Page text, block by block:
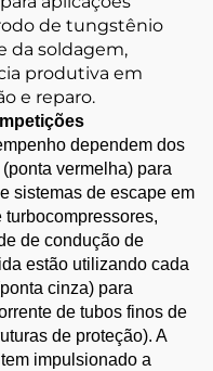
de tungstênio
da soldagem,
produtiva em
e reparo.
dependem dos
vermelha) para
sistemas de escape em
de condução de
estão utilizando cada
cinza) para
de tubos finos de
de proteção). A
impulsionado a